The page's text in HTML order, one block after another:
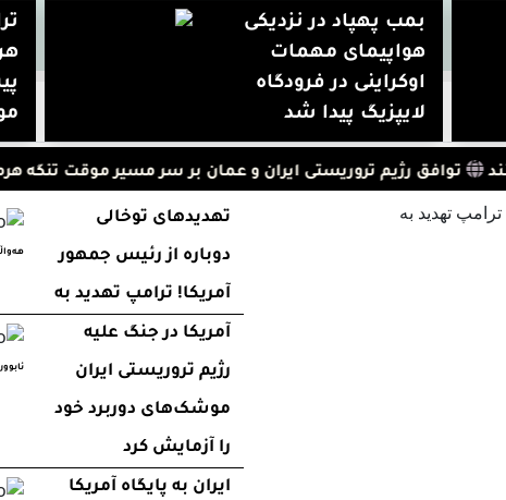
بمب پهپاد در نزدیکی
هواپیمای مهمات
اوکراینی در فرودگاه
لایپزیگ پیدا شد
توافق رژیم تروریستی ایران و عمان بر سر مسیر موقت تنگه هرمز
تهدیدهای توخالی
دوباره از رئیس جمهور
آمریکا! ترامپ تهدید به
آمریکا در جنگ علیه
رژیم تروریستی ایران
موشک‌های دوربرد خود
را آزمایش کرد
ایران به پایگاه آمریکا